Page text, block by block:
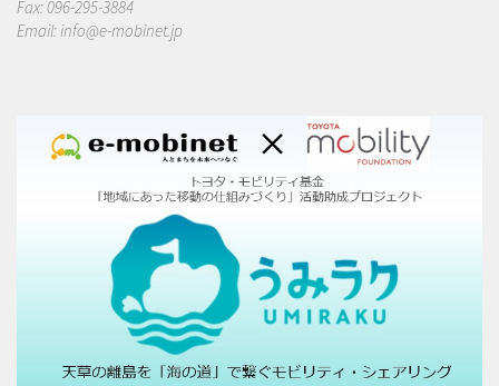
Fax: 096-295-3884
Email: info@e-mobinet.jp